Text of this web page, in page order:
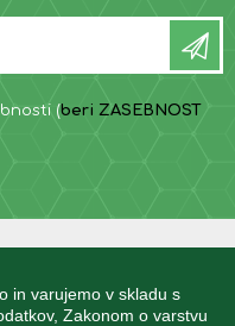
in varujemo v skladu s
Zakonom o varstvu
(beri ZASEBNOST